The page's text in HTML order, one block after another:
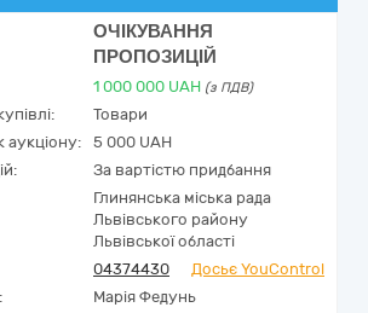
ОЧІКУВАННЯ
ПРОПОЗИЦІЙ
1 000 000 UAH (з ПДВ)
Товари
аукціону:
5 000 UAH
За вартістю придбання
Глинянська міська рада
Львівського району
Львівської області
04374430
Досьє YouControl
Марія Федунь